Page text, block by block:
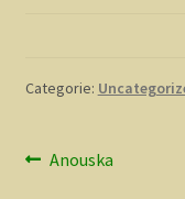
Categorie:
Bericht
Vorig
Anouska